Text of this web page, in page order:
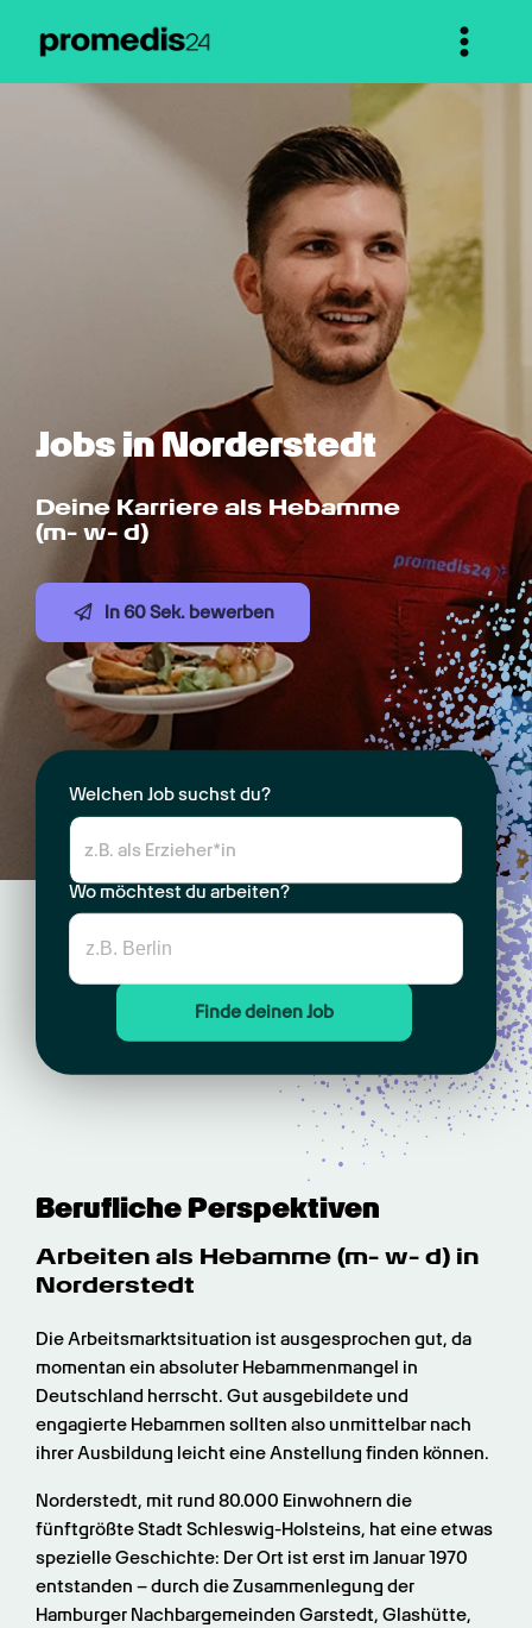
Jobs in Norderstedt
Deine Karriere als Hebamme
(m- w- d)
In 60 Sek. bewerben
Welchen Job suchst du?
Wo möchtest du arbeiten?
Finde deinen Job
Berufliche Perspektiven
Arbeiten als Hebamme (m- w- d) in
Norderstedt
Die Arbeitsmarktsituation ist ausgesprochen gut, da
momentan ein absoluter Hebammenmangel in
Deutschland herrscht. Gut ausgebildete und
engagierte Hebammen sollten also unmittelbar nach
ihrer Ausbildung leicht eine Anstellung finden können.
Norderstedt, mit rund 80.000 Einwohnern die
fünftgrößte Stadt Schleswig-Holsteins, hat eine etwas
spezielle Geschichte: Der Ort ist erst im Januar 1970
entstanden – durch die Zusammenlegung der
Hamburger Nachbargemeinden Garstedt, Glashütte,